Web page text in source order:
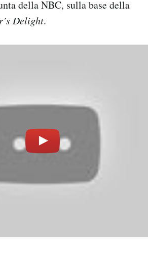
della NBC, sulla base della
Delight.